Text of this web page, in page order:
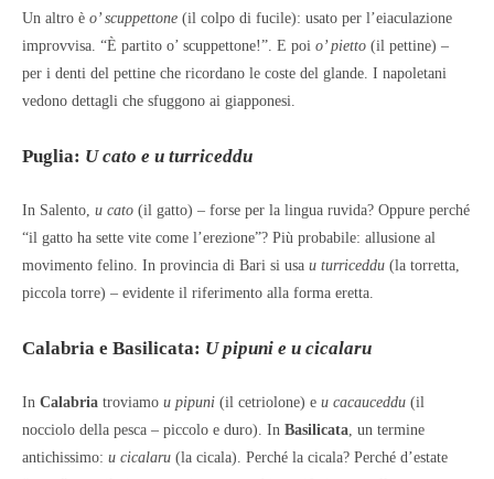
Un altro è o’ scuppettone (il colpo di fucile): usato per l’eiaculazione
improvvisa. “È partito o’ scuppettone!”. E poi o’ pietto (il pettine) –
per i denti del pettine che ricordano le coste del glande. I napoletani
vedono dettagli che sfuggono ai giapponesi.
Puglia: U cato e u turriceddu
In Salento, u cato (il gatto) – forse per la lingua ruvida? Oppure perché
“il gatto ha sette vite come l’erezione”? Più probabile: allusione al
movimento felino. In provincia di Bari si usa u turriceddu (la torretta,
piccola torre) – evidente il riferimento alla forma eretta.
Calabria e Basilicata: U pipuni e u cicalaru
In Calabria troviamo u pipuni (il cetriolone) e u cacauceddu (il
nocciolo della pesca – piccolo e duro). In Basilicata, un termine
antichissimo: u cicalaru (la cicala). Perché la cicala? Perché d’estate